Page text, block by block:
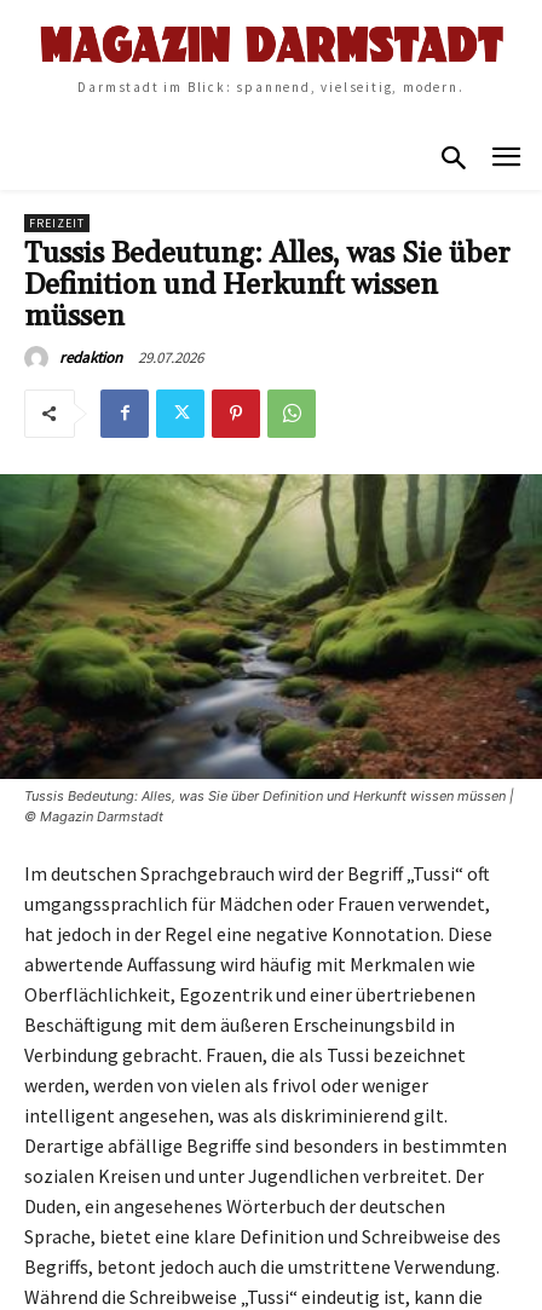
Darmstadt im Blick: spannend, vielseitig, modern.
FREIZEIT
Tussis Bedeutung: Alles, was Sie über
Definition und Herkunft wissen
müssen
redaktion 29.07.2026
Tussis Bedeutung: Alles, was Sie über Definition und Herkunft wissen müssen |
© Magazin Darmstadt
Im deutschen Sprachgebrauch wird der Begriff „Tussi“ oft
umgangssprachlich für Mädchen oder Frauen verwendet,
hat jedoch in der Regel eine negative Konnotation. Diese
abwertende Auffassung wird häufig mit Merkmalen wie
Oberflächlichkeit, Egozentrik und einer übertriebenen
Beschäftigung mit dem äußeren Erscheinungsbild in
Verbindung gebracht. Frauen, die als Tussi bezeichnet
werden, werden von vielen als frivol oder weniger
intelligent angesehen, was als diskriminierend gilt.
Derartige abfällige Begriffe sind besonders in bestimmten
sozialen Kreisen und unter Jugendlichen verbreitet. Der
Duden, ein angesehenes Wörterbuch der deutschen
Sprache, bietet eine klare Definition und Schreibweise des
Begriffs, betont jedoch auch die umstrittene Verwendung.
Während die Schreibweise „Tussi“ eindeutig ist, kann die